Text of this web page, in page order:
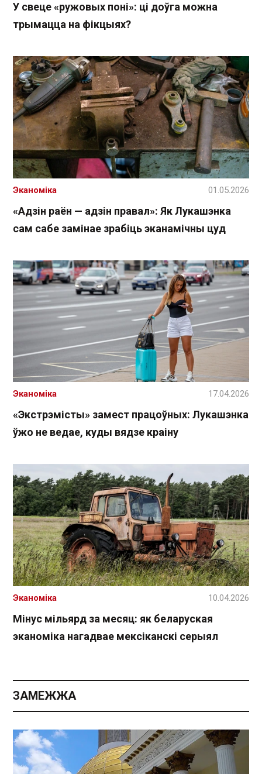
У свеце «ружовых поні»: ці доўга можна
трымацца на фікцыях?
«Адзін раён — адзін правал»: Як Лукашэнка
сам сабе замінае зрабіць эканамічны цуд
Эканоміка 01.05.2026
«Экстрэмісты» замест працоўных: Лукашэнка
ўжо не ведае, куды вядзе краіну
Эканоміка 17.04.2026
Мінус мільярд за месяц: як беларуская
эканоміка нагадвае мексіканскі серыял
Эканоміка 10.04.2026
ЗАМЕЖЖА